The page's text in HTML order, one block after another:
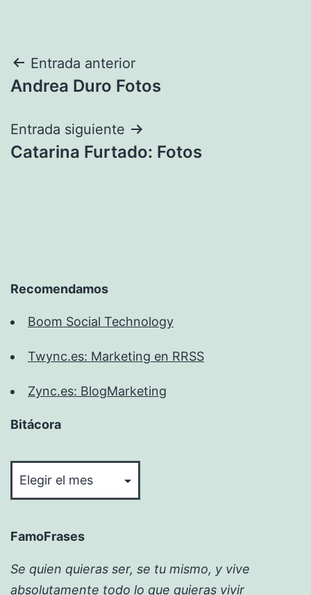
Navegación
de
entradas
Entrada anterior
Andrea Duro Fotos
Entrada siguiente
Catarina Furtado: Fotos
Recomendamos
Boom Social Technology
Twync.es: Marketing en RRSS
Zync.es: BlogMarketing
Bitácora
FamoFrases
Se quien quieras ser, se tu mismo, y vive
absolutamente todo lo que quieras vivir